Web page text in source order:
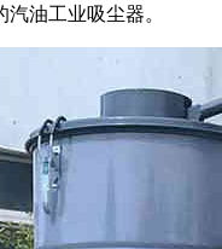
油工业吸尘器。